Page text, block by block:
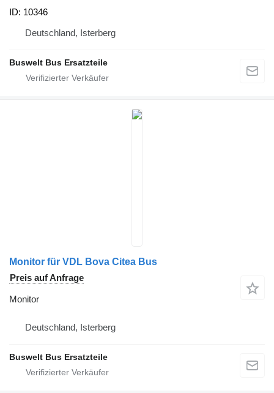
ID: 10346
Deutschland, Isterberg
Buswelt Bus Ersatzteile
Monitor für VDL Bova Citea Bus
Preis auf Anfrage
Monitor
Deutschland, Isterberg
Buswelt Bus Ersatzteile